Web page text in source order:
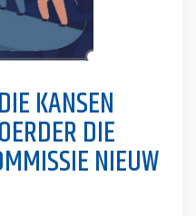
KANSEN
DIE
NIEUW